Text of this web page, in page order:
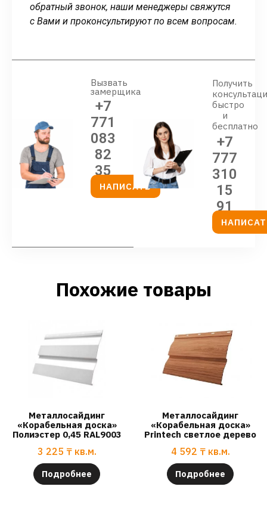
обратный звонок, наши менеджеры свяжутся
с Вами и проконсультируют по всем вопросам.
Вызвать
замерщика
+7
771
083
82
35
НАПИСАТЬ
Получить
быстро
и
бесплатно
+7
777
310
15
91
Похожие товары
Металлосайдинг
«Корабельная доска»
Полиэстер 0,45 RAL9003
3 225 ₸ кв.м.
Подробнее
Металлосайдинг
«Корабельная доска»
Printech светлое дерево
4 592 ₸ кв.м.
Подробнее